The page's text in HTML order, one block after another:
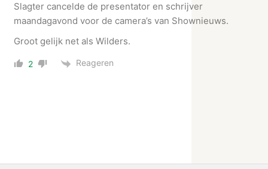
Slagter cancelde de presentator en schrijver
maandagavond voor de camera’s van Shownieuws.
Groot gelijk net als Wilders.
2 Reageren